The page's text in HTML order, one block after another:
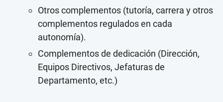
Otros complementos (tutoría, carrera y otros
complementos regulados en cada
autonomía).
Complementos de dedicación (Dirección,
Equipos Directivos, Jefaturas de
Departamento, etc.)